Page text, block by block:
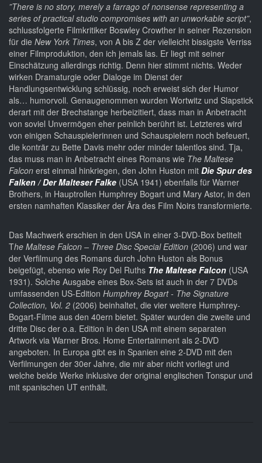
”There is no story, merely a farrago of nonsense representing a
series of practical studio compromises with an unworkable script”,
schlussfolgerte Filmkritiker Boswley Crowther in seiner Rezension
für die New York Times, von A bis Z der vielleicht bissigste Verriss
einer Filmproduktion, den ich jemals las. Er liegt mit seiner
Einschätzung allerdings richtig. Denn hier stimmt nichts. Weder
wirken Dramaturgie oder Dialoge im Dienst der
Handlungsentwicklung schlüssig, noch erweist sich der Humor
als… humorvoll. Genaugenommen wurden Wortwitz und Slapstick
derart mit der Brechstange herbeizitiert, dass man in Anbetracht
von soviel Unvermögen eher peinlich berührt ist. Letzteres wird
von einigen Schauspielerinnen und Schauspielern noch befeuert,
die konträr zu Bette Davis mehr oder minder talentlos sind. Tja,
das muss man in Anbetracht eines Romans wie The Maltese
Falcon erst einmal hinkriegen, den John Huston mit Die Spur des
Falken / Der Malteser Falke (USA 1941) ebenfalls für Warner
Brothers, in Hauptrollen Humphrey Bogart und Mary Astor, in den
ersten namhaften Klassiker der Ära des Film Noirs transformierte.
Das Machwerk erschien in den USA in einer 3-DVD-Box betitelt
The Maltese Falcon – Three Disc Special Edition (2006) und war
der Verfilmung des Romans durch John Huston als Bonus
beigefügt, ebenso wie Roy Del Ruths The Maltese Falcon (USA
1931). Solche Ausgabe eines Box-Sets ist auch in der 7 DVDs
umfassenden US-Edition Humphrey Bogart - The Signature
Collection, Vol. 2 (2006) beinhaltet, die vier weitere Humphrey-
Bogart-Filme aus den 40ern bietet. Später wurden die zweite und
dritte Disc der o.a. Edition in den USA mit einem separaten
Artwork via Warner Bros. Home Entertainment als 2-DVD
angeboten. In Europa gibt es in Spanien eine 2-DVD mit den
Verfilmungen der 30er Jahre, die mir aber nicht vorliegt und
welche beide Werke inklusive der original englischen Tonspur und
mit spanischen UT enthält.